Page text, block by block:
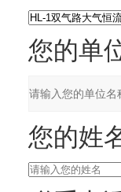
您的单位
您的姓名